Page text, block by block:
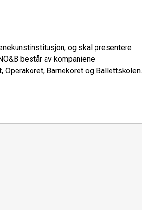
og skal presentere
består av kompaniene
Operakoret, Barnekoret og Ballettskolen.